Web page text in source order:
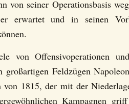
von seiner Operationsbasis
erwartet und in seinen
von Offensivoperationen
Feldzügen
1815, der mit der
Kampagnen